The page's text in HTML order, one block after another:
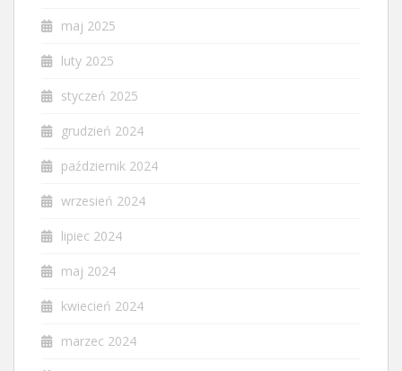
maj 2025
luty 2025
styczeń 2025
grudzień 2024
październik 2024
wrzesień 2024
lipiec 2024
maj 2024
kwiecień 2024
marzec 2024